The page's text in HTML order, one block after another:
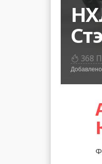
368
Добавлено